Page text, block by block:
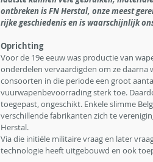
ontbreken is FN Herstal, onze meest
rijke geschiedenis en is waarschijnlijk
Oprichting
Voor de 19e eeuw was productie van
onderdelen vervaardigden om ze daarna
consoorten in die periode een groot
vuurwapenbevoorrading sterk toe.
toegepast, ongeschikt. Enkele slimme
verschillende fabrikanten zich te
Herstal.
Via die initiële militaire vraag en later
technologie heeft uitgebouwd en ook